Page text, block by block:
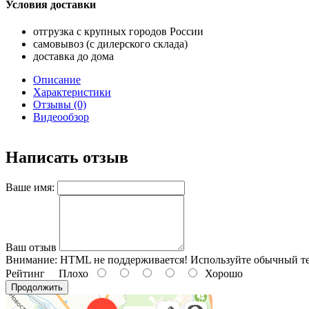
Условия доставки
отгрузка с крупных городов России
самовывоз (с дилерского склада)
доставка до дома
Описание
Характеристики
Отзывы (0)
Видеообзор
Написать отзыв
Ваше имя:
Ваш отзыв
Внимание: HTML не поддерживается! Используйте обычный
Рейтинг Плохо Хорошо
Продолжить